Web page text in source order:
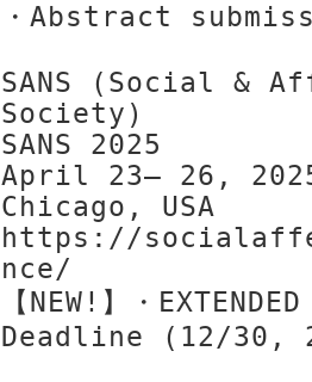
・Abstract
SANS (Social &
Society)
SANS 2025
April 23– 26,
Chicago, USA
https://
nce/
【NEW!】・
Deadline (12/30,